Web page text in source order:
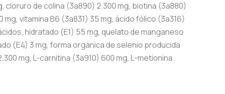
cloruro de colina (3a890) 2.300 mg, biotina (3a880)
vitamina B6 (3a831) 35 mg, ácido fólico (3a316)
hidratado (E1) 55 mg, quelato de manganeso
(E4) 3 mg, forma orgánica de selenio producida
mg, L-carnitina (3a910) 600 mg, L-metionina